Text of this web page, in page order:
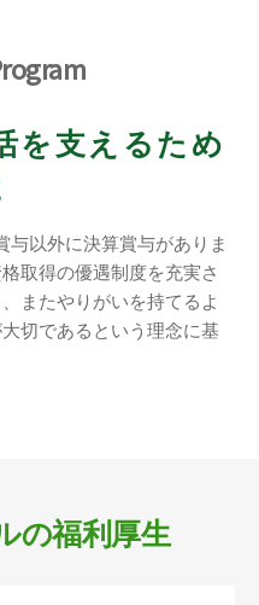
を支えるため
与以外に決算賞与がありま
取得の優遇制度を充実さ
またやりがいを持てるよ
切であるという理念に基
の福利厚生